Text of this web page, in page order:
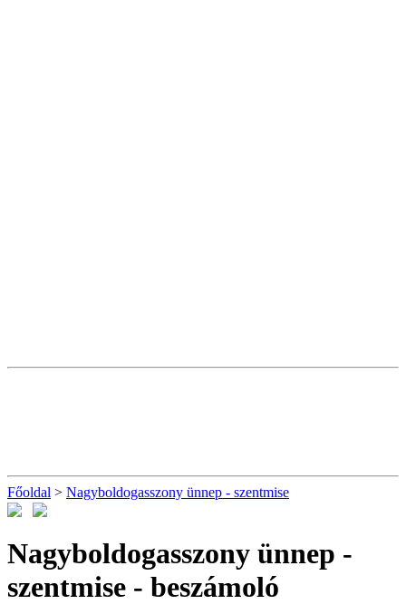
Főoldal > Nagyboldogasszony ünnep - szentmise
Nagyboldogasszony ünnep -
szentmise - beszámoló